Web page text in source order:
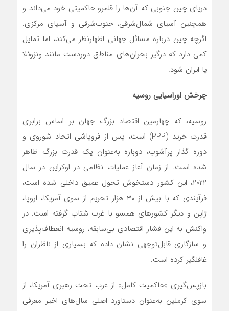
دریای چین جنوبی که آن‌ها را قلمرو حاکمیتی خود می‌داند و
همچنین آسیای شمال‌شرقی، جنوب‌شرقی و آسیای مرکزی.
اگرچه چین درباره مسائل جهانی اظهارنظر می‌کند، اما تمایل
کمی دارد که درگیر بحران‌های مناطق دوردست مانند ونزوئلا
یا ایران شود.
چرخش اوراسیایی روسیه
روسیه، که چهارمین اقتصاد بزرگ جهان بر اساس برابری
قدرت خرید (PPP) است، پس از فروپاشی اتحاد شوروی و
دوره گذار پرآشوب، دوباره به‌عنوان یک قدرت بزرگ ظاهر
شده است. از زمان آغاز عملیات نظامی در اوکراین در سال
۲۰۲۲، این کشور دستخوش تحول عمیق داخلی شده است،
فرآیندی که با بیش از ۳۰ هزار تحریم از سوی آمریکا، اروپا،
ژاپن و دیگر کشورهای همسو با غرب شتاب گرفته است. در
واکنش به این فشار اقتصادی بی‌سابقه، روسیه انعطاف‌پذیری
و سازگاری قابل‌توجهی نشان داده که بسیاری از ناظران را
غافلگیر کرده است.
بازپس‌گیری «حاکمیت کامل» از غرب تحت رهبری آمریکا، از
سوی کرملین به‌عنوان دستاورد اصلی سال‌های اخیر معرفی